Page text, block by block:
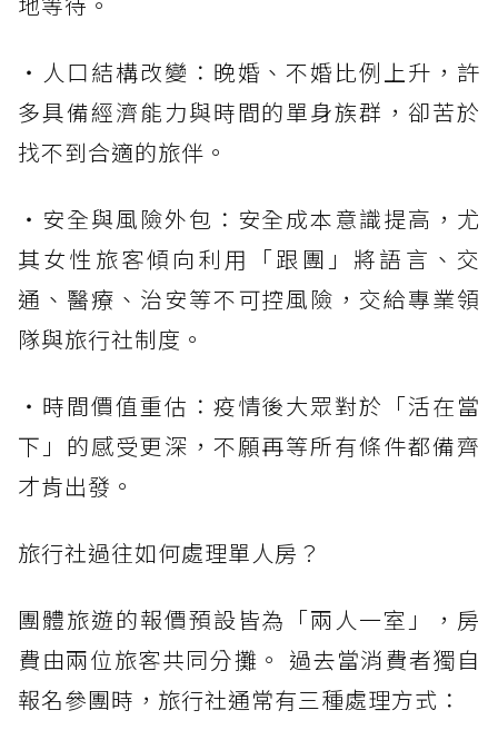
・人口結構改變：晚婚、不婚比例上升，許
多具備經濟能力與時間的單身族群，卻苦於
找不到合適的旅伴。
・安全與風險外包：安全成本意識提高，尤
其女性旅客傾向利用「跟團」將語言、交
通、醫療、治安等不可控風險，交給專業領
隊與旅行社制度。
・時間價值重估：疫情後大眾對於「活在當
下」的感受更深，不願再等所有條件都備齊
才肯出發。
旅行社過往如何處理單人房？
團體旅遊的報價預設皆為「兩人一室」，房
費由兩位旅客共同分攤。 過去當消費者獨自
報名參團時，旅行社通常有三種處理方式：